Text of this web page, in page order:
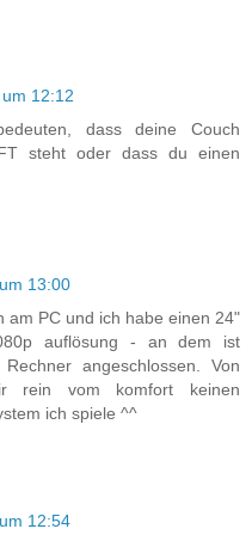
12:12
dass deine Couch
steht oder dass du einen
13:00
am PC und ich habe einen 24"
auflösung - an dem ist
angeschlossen. Von
rein vom komfort keinen
ich spiele ^^
12:54